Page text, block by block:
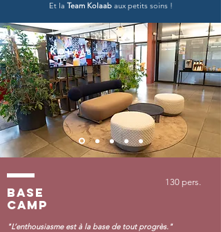
Et la Team Kolaabaux petits soins !
base
camp
130 pers.
"L’enthousiasme est à la base de tout progrès."